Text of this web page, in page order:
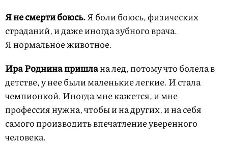
Я не смерти боюсь.Я боли боюсь, физических
страданий, и даже иногда зубного врача.
Я нормальное животное.
Ира Роднина пришлана лед, потому что болела в
детстве, у нее были маленькие легкие. И стала
чемпионкой. Иногда мне кажется, и мне
профессия нужна, чтобы и на других, и на себя
самого производить впечатление уверенного
человека.